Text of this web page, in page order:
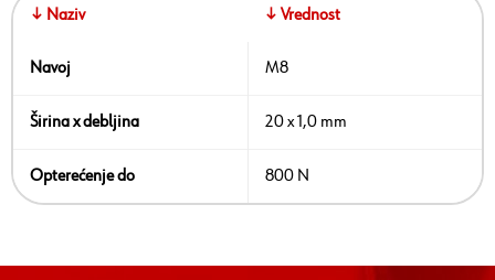
↓ Naziv ↓ Vrednost
Navoj M8
Širina x debljina 20 x 1,0 mm
Opterećenje do 800 N